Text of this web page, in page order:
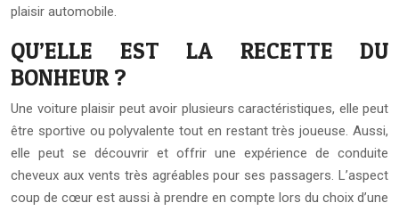
plaisir automobile.
QU’ELLE EST LA RECETTE DU
BONHEUR ?
Une voiture plaisir peut avoir plusieurs caractéristiques, elle peut
être sportive ou polyvalente tout en restant très joueuse. Aussi,
elle peut se découvrir et offrir une expérience de conduite
cheveux aux vents très agréables pour ses passagers. L’aspect
coup de cœur est aussi à prendre en compte lors du choix d’une